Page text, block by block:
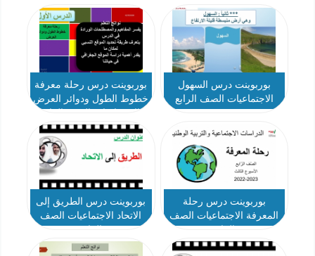
بوربوينت درس السهول
الاجتماعيات الصف الرابع
بوربوينت درس رحلة معرفة
خطوط الطول ودوائر العرض
بوربوينت درس رحلة
المعرفة الاجتماعيات الصف
بوربوينت درس الطريق إلى
الاتحاد الاجتماعيات الصف